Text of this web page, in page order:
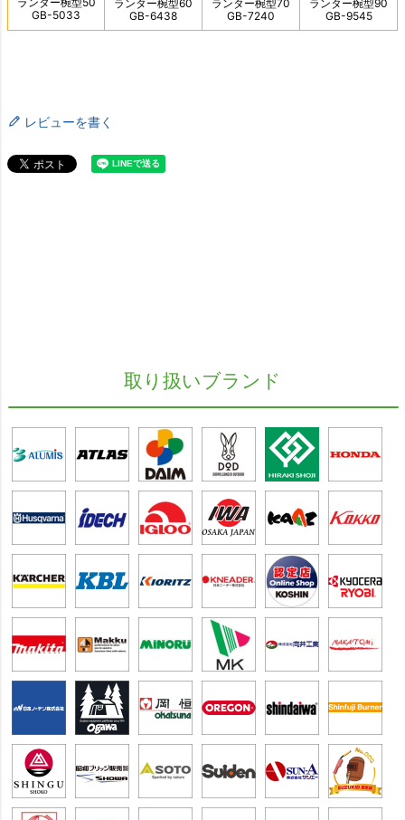
レビューを書く
取り扱いブランド